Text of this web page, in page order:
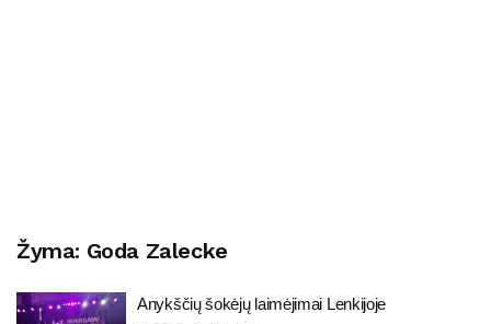
Žyma: Goda Zalecke
Anykščių šokėjų laimėjimai Lenkijoje